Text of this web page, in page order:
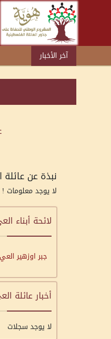
آخر الأخبار
نبذة عن
لا يوجد معلومات !
لائحة أبناء
جبر اوزهير
أخبار عائلة
لا يوجد سجلات